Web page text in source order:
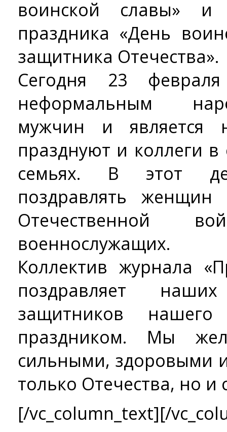
воинской славы» и
праздника «День
защитника Отечества».
Сегодня 23
неформальным
мужчин и является
празднуют и коллеги
семьях. В этот
поздравлять женщин
Отечественной
военнослужащих.
Коллектив журнала
поздравляет
защитников
праздником. Мы
сильными, здоровыми
только Отечества, но
[/vc_column_text][/